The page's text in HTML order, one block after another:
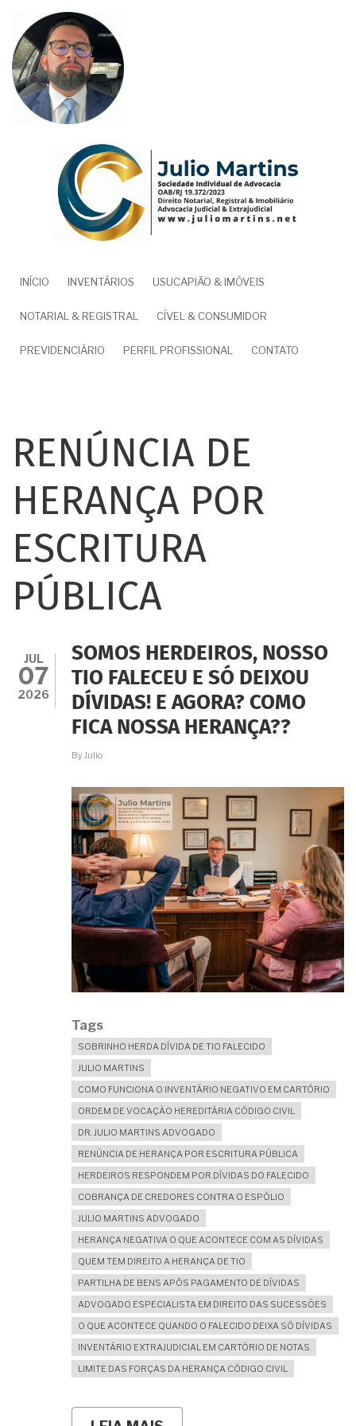
para
conteúdo
principal
NAVEGAÇÃO
PRINCIPAL
INÍCIO INVENTÁRIOS USUCAPIÃO & IMÓVEIS
NOTARIAL & REGISTRAL CÍVEL & CONSUMIDOR
PREVIDENCIÁRIO PERFIL PROFISSIONAL CONTATO
RENÚNCIA DE
HERANÇA POR
ESCRITURA
PÚBLICA
JUL
07
2026
SOMOS HERDEIROS, NOSSO
TIO FALECEU E SÓ DEIXOU
DÍVIDAS! E AGORA? COMO
FICA NOSSA HERANÇA??
By Julio
Tags
SOBRINHO HERDA DÍVIDA DE TIO FALECIDO
JULIO MARTINS
COMO FUNCIONA O INVENTÁRIO NEGATIVO EM CARTÓRIO
ORDEM DE VOCAÇÃO HEREDITÁRIA CÓDIGO CIVIL
DR. JULIO MARTINS ADVOGADO
RENÚNCIA DE HERANÇA POR ESCRITURA PÚBLICA
HERDEIROS RESPONDEM POR DÍVIDAS DO FALECIDO
COBRANÇA DE CREDORES CONTRA O ESPÓLIO
JULIO MARTINS ADVOGADO
HERANÇA NEGATIVA O QUE ACONTECE COM AS DÍVIDAS
QUEM TEM DIREITO A HERANÇA DE TIO
PARTILHA DE BENS APÓS PAGAMENTO DE DÍVIDAS
ADVOGADO ESPECIALISTA EM DIREITO DAS SUCESSÕES
O QUE ACONTECE QUANDO O FALECIDO DEIXA SÓ DÍVIDAS
INVENTÁRIO EXTRAJUDICIAL EM CARTÓRIO DE NOTAS
LIMITE DAS FORÇAS DA HERANÇA CÓDIGO CIVIL